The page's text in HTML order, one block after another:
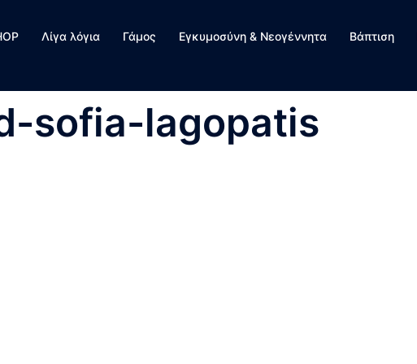
Λίγα λόγια Γάμος Εγκυμοσύνη & Νεογέννητα Βάπτιση
sofia-lagopatis